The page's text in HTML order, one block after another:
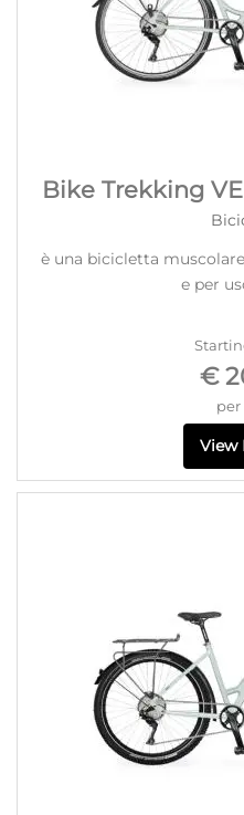
Bike Trekking
è una bicicletta
e per
€
per
View